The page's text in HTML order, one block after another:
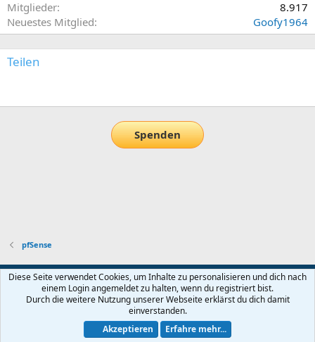
Mitglieder
8.917
Neuestes Mitglied
Goofy1964
Teilen
Spenden
pfSense
Default-Theme
Nutzungsbedingungen
Datenschutz Hilfe und Impressum Start
Community platform by XenForo® © 2010-2026 XenForo Ltd.
Diese Seite verwendet Cookies, um Inhalte zu personalisieren und dich nach
einem Login angemeldet zu halten, wenn du registriert bist.
Durch die weitere Nutzung unserer Webseite erklärst du dich damit
einverstanden.
Akzeptieren
Erfahre mehr...